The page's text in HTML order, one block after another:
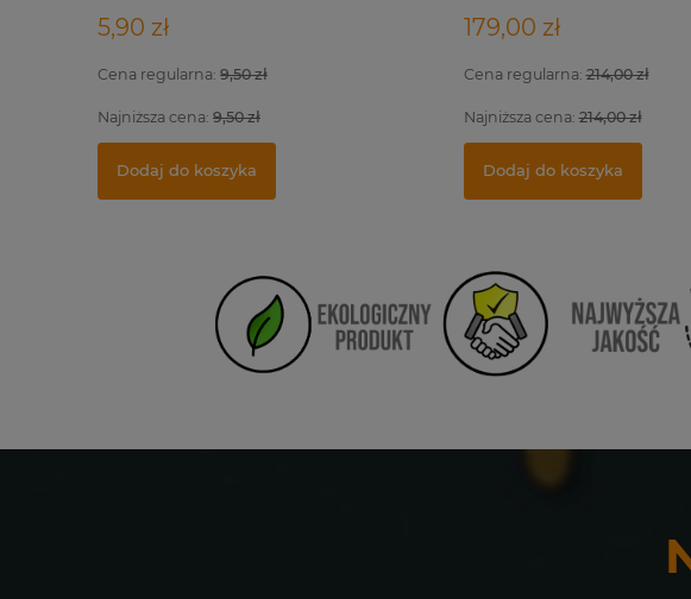
5,90 zł
Cena regularna: 9,50 zł
Najniższa cena: 9,50 zł
Dodaj do koszyka
179,00 zł
Cena regularna:214,00 zł
Najniższa cena:214,00 zł
Dodaj do koszyka